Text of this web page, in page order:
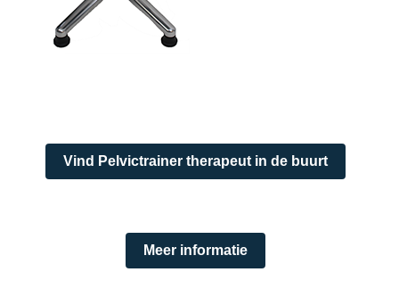
Vind Pelvictrainer therapeut in de buurt
Meer informatie